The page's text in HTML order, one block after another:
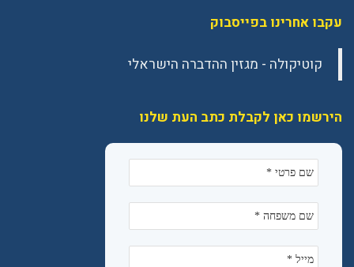
עקבו אחרינו בפייסבוק
הירשמו כאן לקבלת כתב העת שלנו